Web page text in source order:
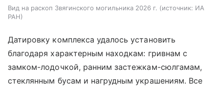
Вид на раскоп Звягинского могильника 2026 г. источник: ИА
РАН
Датировку комплекса удалось установить
благодаря характерным находкам: гривнам с
замком-лодочкой, ранним застежкам-сюлгамам,
стеклянным бусам и нагрудным украшениям. Все